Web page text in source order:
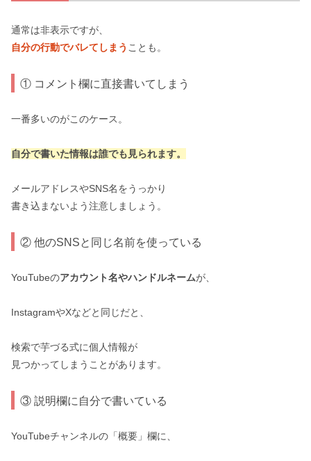
通常は非表示ですが、
自分の行動でバレてしまう ことも。
① コメント欄に直接書いてしまう
一番多いのがこのケース。
自分で書いた情報は誰でも見られます。
メールアドレスやSNS名をうっかり
書き込まないよう注意しましょう。
② 他のSNSと同じ名前を使っている
YouTubeのアカウント名やハンドルネームが、
InstagramやXなどと同じだと、
検索で芋づる式に個人情報が
見つかってしまうことがあります。
③ 説明欄に自分で書いている
YouTubeチャンネルの「概要」欄に、